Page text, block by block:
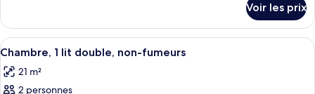
chambre :
Double
Bed,
le
type
de
Double
Voir les prix
Afficher
toutes
les
Une chambre d’hôtel avec un
6
Chambre, 1 lit double, non-fumeurs
21 m²
2 personnes